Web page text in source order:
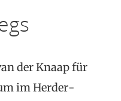
der Knaap für
im Herder-